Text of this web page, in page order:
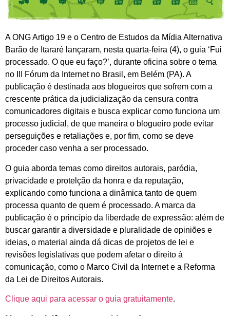
A ONG Artigo 19 e o Centro de Estudos da Mídia Alternativa
Barão de Itararé lançaram, nesta quarta-feira (4), o guia ‘Fui
processado. O que eu faço?’, durante oficina sobre o tema
no III Fórum da Internet no Brasil, em Belém (PA). A
publicação é destinada aos blogueiros que sofrem com a
crescente prática da judicialização da censura contra
comunicadores digitais e busca explicar como funciona um
processo judicial, de que maneira o blogueiro pode evitar
perseguições e retaliações e, por fim, como se deve
proceder caso venha a ser processado.
O guia aborda temas como direitos autorais, paródia,
privacidade e protelção da honra e da reputação,
explicando como funciona a dinâmica tanto de quem
processa quanto de quem é processado. A marca da
publicação é o princípio da liberdade de expressão: além de
buscar garantir a diversidade e pluralidade de opiniões e
ideias, o material ainda dá dicas de projetos de lei e
revisões legislativas que podem afetar o direito à
comunicação, como o Marco Civil da Internet e a Reforma
da Lei de Direitos Autorais.
Clique aqui para acessar o guia gratuitamente.